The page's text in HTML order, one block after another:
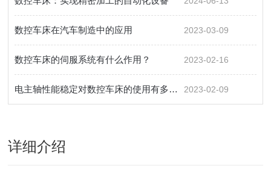
数控车床在汽车制造中的应用 2023-03-09
数控车床的伺服系统有什么作用？ 2023-02-16
电主轴性能稳定对数控车床的使用有多重要？ 2023-02-09
详细介绍